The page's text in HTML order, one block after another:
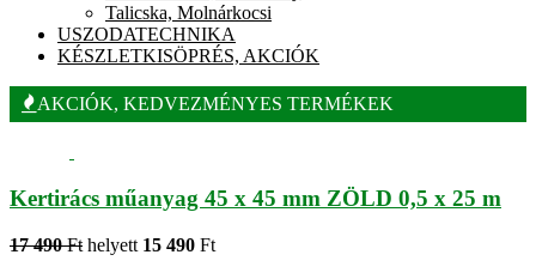
Talicska, Molnárkocsi
USZODATECHNIKA
KÉSZLETKISÖPRÉS, AKCIÓK
AKCIÓK, KEDVEZMÉNYES TERMÉKEK
Kertirács műanyag 45 x 45 mm ZÖLD 0,5 x 25 m
17 490 Ft helyett 15 490 Ft